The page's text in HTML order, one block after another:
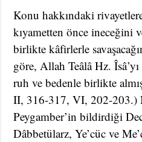
Konu hakkındaki
kıyametten önce ineceğini
birlikte kâfirlerle
göre, Allah Teâlâ Hz. Îsâ’yı
ruh ve bedenle birlikte
II, 316-317, VI, 202-203.)
Peygamber’in bildirdiği
Dâbbetülarz, Ye’cüc ve